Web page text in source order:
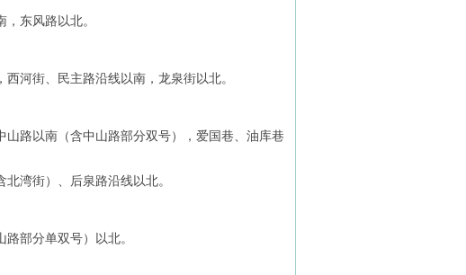
东风路以北。
河街、民主路沿线以南，龙泉街以北。
路以南（含中山路部分双号），爱国巷、油库巷
湾街）、后泉路沿线以北。
部分单双号）以北。